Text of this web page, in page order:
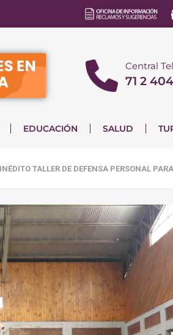
Central
71 2
EDUCACIÓN SALUD
TALLER DE DEFENSA PERSONAL